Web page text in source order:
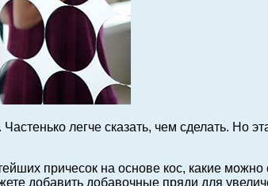
легче сказать, чем сделать. Но
причесок на основе кос, какие
добавить добавочные пряди для